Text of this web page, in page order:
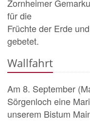
Zornheimer
für die
Früchte der Erde
gebetet.
Wallfahrt
Am 8. September
Sörgenloch eine
unserem Bistum